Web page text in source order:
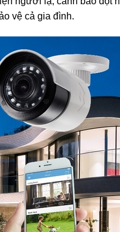
vệ cả gia đình.